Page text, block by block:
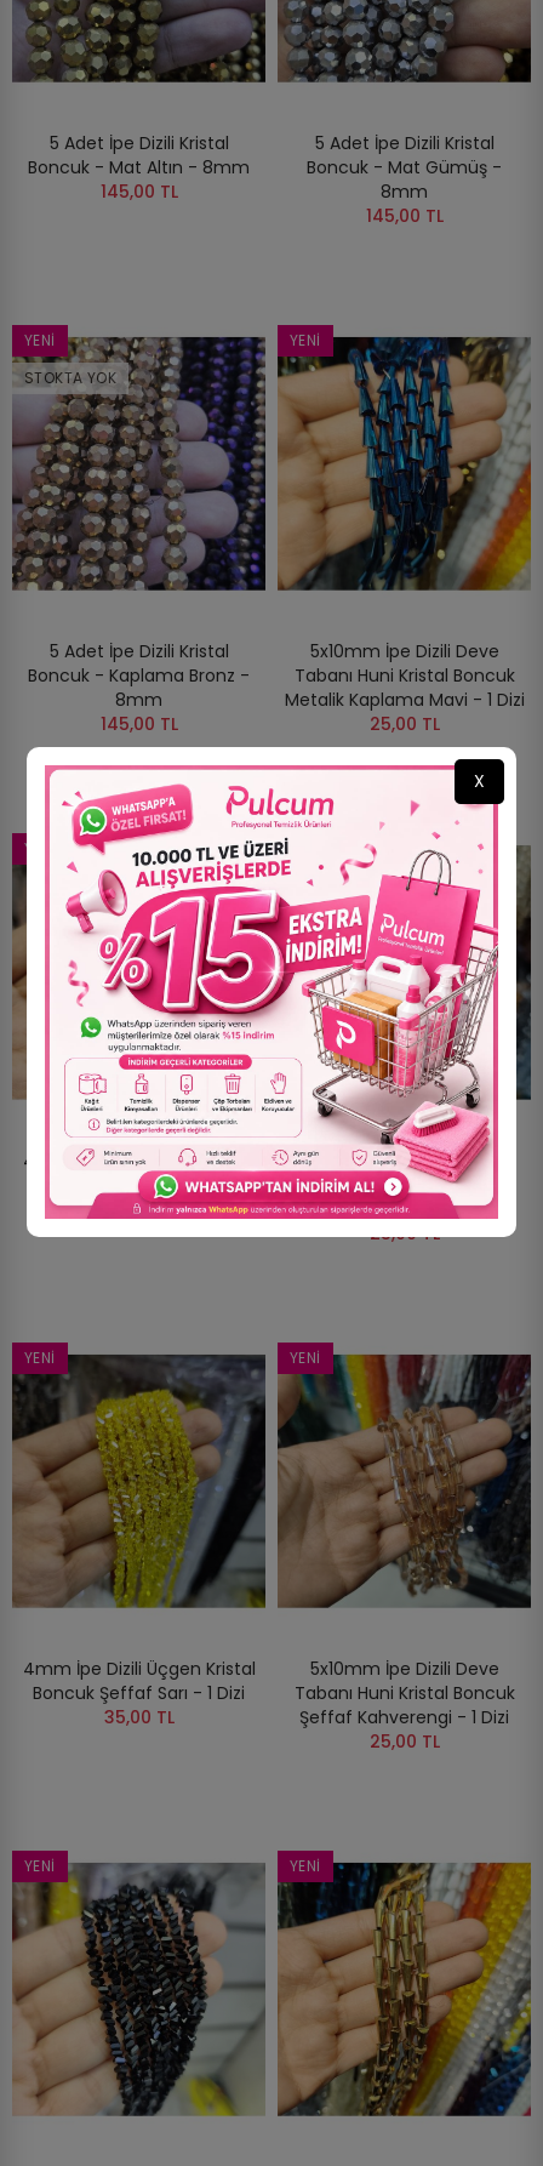
5 Adet İpe Dizili Kristal
Boncuk - Mat Altın - 8mm
145,00 TL
5 Adet İpe Dizili Kristal
Boncuk - Mat Gümüş -
8mm
145,00 TL
YENI
STOKTA YOK
5 Adet İpe Dizili Kristal
Boncuk - Kaplama Bronz -
8mm
145,00 TL
YENI
5x10mm İpe Dizili Deve
Tabanı Huni Kristal Boncuk
Metalik Kaplama Mavi - 1 Dizi
25,00 TL
YENI
4mm İpe Dizili Üçgen Kristal
Boncuk Şeffaf Lila - 1 Dizi
35,00 TL
5x10mm İpe Dizili Deve
Tabanı Huni Kristal Boncuk
Şeffaf Şampanya - 1 Dizi
25,00 TL
YENI
4mm İpe Dizili Üçgen Kristal
Boncuk Şeffaf Sarı - 1 Dizi
35,00 TL
YENI
5x10mm İpe Dizili Deve
Tabanı Huni Kristal Boncuk
Şeffaf Kahverengi - 1 Dizi
25,00 TL
YENI YENI
X